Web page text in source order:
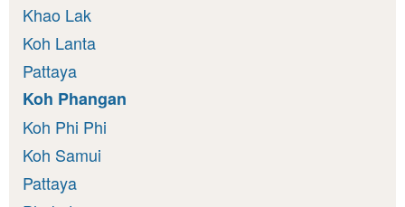
Khao Lak
Koh Lanta
Pattaya
Koh Phangan
Koh Phi Phi
Koh Samui
Pattaya